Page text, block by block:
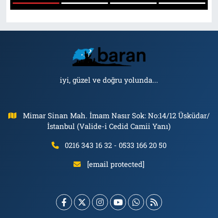
1
iyi, güzel ve doğru yolunda...
Mimar Sinan Mah. İmam Nasır Sok: No:14/12 Üsküdar/
İstanbul (Valide-i Cedid Camii Yanı)
0216 343 16 32 - 0533 166 20 50
[email protected]